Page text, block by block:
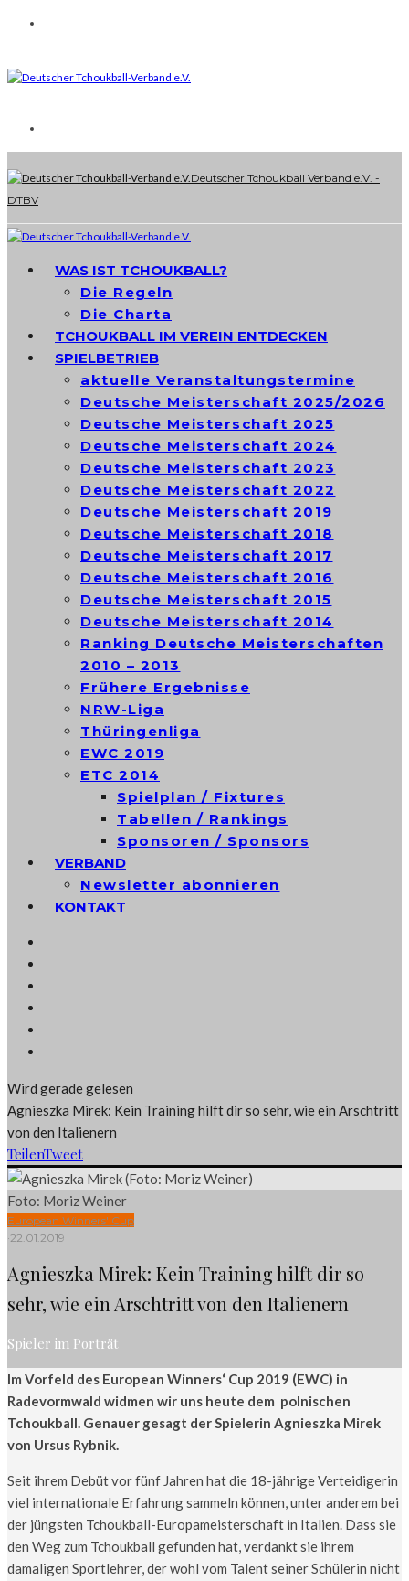
Deutscher Tchoukball Verband e.V. -
DTBV
WAS IST TCHOUKBALL?
Die Regeln
Die Charta
TCHOUKBALL IM VEREIN ENTDECKEN
SPIELBETRIEB
aktuelle Veranstaltungstermine
Deutsche Meisterschaft 2025/2026
Deutsche Meisterschaft 2025
Deutsche Meisterschaft 2024
Deutsche Meisterschaft 2023
Deutsche Meisterschaft 2022
Deutsche Meisterschaft 2019
Deutsche Meisterschaft 2018
Deutsche Meisterschaft 2017
Deutsche Meisterschaft 2016
Deutsche Meisterschaft 2015
Deutsche Meisterschaft 2014
Ranking Deutsche Meisterschaften
2010 – 2013
Frühere Ergebnisse
NRW-Liga
Thüringenliga
EWC 2019
ETC 2014
Spielplan / Fixtures
Tabellen / Rankings
Sponsoren / Sponsors
VERBAND
Newsletter abonnieren
KONTAKT
Wird gerade gelesen
Agnieszka Mirek: Kein Training hilft dir so sehr, wie ein Arschtritt
von den Italienern
TeilenTweet
Foto: Moriz Weiner
European Winners' Cup
·22.01.2019
Agnieszka Mirek: Kein Training hilft dir so
sehr, wie ein Arschtritt von den Italienern
Spieler im Porträt
Im Vorfeld des European Winners‘ Cup 2019 (EWC) in
Radevormwald widmen wir uns heute dem polnischen
Tchoukball. Genauer gesagt der Spielerin Agnieszka Mirek
von Ursus Rybnik.
Seit ihrem Debüt vor fünf Jahren hat die 18-jährige Verteidigerin
viel internationale Erfahrung sammeln können, unter anderem bei
der jüngsten Tchoukball-Europameisterschaft in Italien. Dass sie
den Weg zum Tchoukball gefunden hat, verdankt sie ihrem
damaligen Sportlehrer, der wohl vom Talent seiner Schülerin nicht